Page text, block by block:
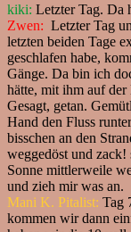
kiki: Letzter Tag. Da
Zwen: Letzter Tag
letzten beiden Tage
geschlafen habe,
Gänge. Da bin ich
hätte, mit ihm auf der
Gesagt, getan.
Hand den Fluss
bisschen an den
weggedöst und zack!
Sonne mittlerweile
und zieh mir was an.
Mani K. Pitalist: Tag
kommen wir dann